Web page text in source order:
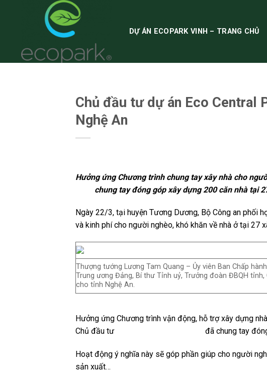
DỰ ÁN ECOPARK VINH – TRANG CHỦ
Chủ đầu tư dự án Eco Central
Nghệ An
Hưởng ứng Chương trình chung tay xây nhà cho
chung tay đóng góp xây dựng 200 căn nhà tại
Ngày 22/3, tại huyện Tương Dương, Bộ Công an phối
và kinh phí cho người nghèo, khó khăn về nhà ở tại 27
Thượng tướng Lương Tam Quang – Ủy viên Ban Chấp
Trung ương Đảng, Bí thư Tỉnh uỷ, Trưởng đoàn ĐBQH
cho tỉnh Nghệ An.
Hưởng ứng Chương trình vận động, hỗ trợ xây dựng
Chủ đầu tư
đã chung tay
Hoạt động ý nghĩa này sẽ góp phần giúp cho người
sản xuất…